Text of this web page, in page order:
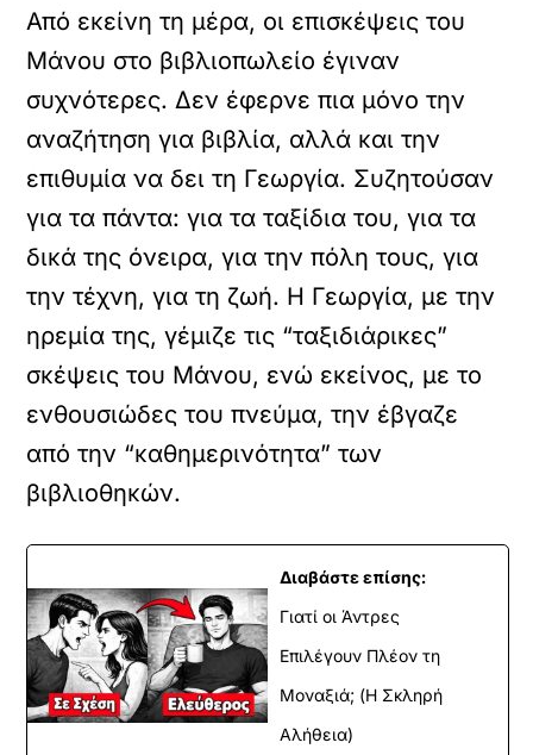
Από εκείνη τη μέρα, οι επισκέψεις του
Μάνου στο βιβλιοπωλείο έγιναν
συχνότερες. Δεν έφερνε πια μόνο την
αναζήτηση για βιβλία, αλλά και την
επιθυμία να δει τη Γεωργία. Συζητούσαν
για τα πάντα: για τα ταξίδια του, για τα
δικά της όνειρα, για την πόλη τους, για
την τέχνη, για τη ζωή. Η Γεωργία, με την
ηρεμία της, γέμιζε τις “ταξιδιάρικες”
σκέψεις του Μάνου, ενώ εκείνος, με το
ενθουσιώδες του πνεύμα, την έβγαζε
από την “καθημερινότητα” των
βιβλιοθηκών.
Διαβάστε επίσης:
Γιατί οι Άντρες
Επιλέγουν Πλέον τη
Μοναξιά; (Η Σκληρή
Αλήθεια)